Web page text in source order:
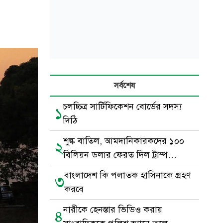
সর্বশেষ
১চলচ্চিত্র সার্টিফিকেশন বোর্ডের সদস্য
দিঠি
২শুল্ক বাতিল, আমদানিকারকদের ১০০
বিলিয়ন ডলার ফেরত দিল ট্রাম্প
প্রশাসন
৩বাংলাদেশ কি পলাতক হাসিনাকে গ্রহণ
করবে
৪নারীকে হেনস্তার ভিডিও করায়